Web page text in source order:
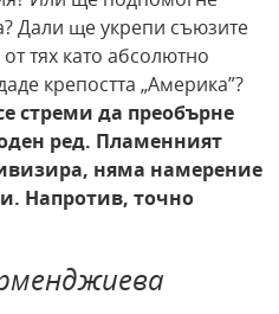
Дали ще укрепи съюзите
тях като абсолютно
крепостта „Америка”?
стреми да преобърне
ред. Пламенният
няма намерение
Напротив, точно